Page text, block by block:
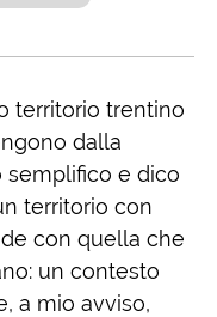
territorio trentino
dalla
semplifico e dico
territorio con
con quella che
un contesto
a mio avviso,